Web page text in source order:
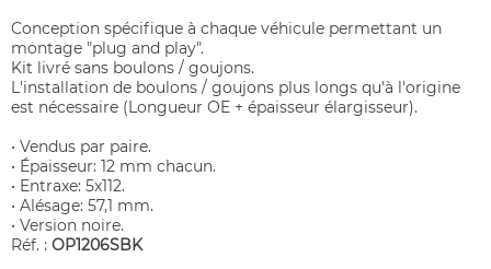
Conception spécifique à chaque véhicule permettant un
montage "plug and play".
Kit livré sans boulons / goujons.
L'installation de boulons / goujons plus longs qu'à l'origine
est nécessaire (Longueur OE + épaisseur élargisseur).
• Vendus par paire.
• Épaisseur: 12 mm chacun.
• Entraxe: 5x112.
• Alésage: 57,1 mm.
• Version noire.
Réf. : OP1206SBK